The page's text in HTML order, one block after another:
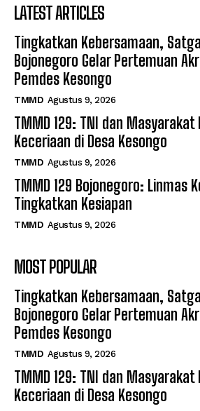
LATEST ARTICLES
Tingkatkan Kebersamaan,
Bojonegoro Gelar Pertemuan
Pemdes Kesongo
TMMD Agustus 9, 2026
TMMD 129: TNI dan
Keceriaan di Desa Kesongo
TMMD Agustus 9, 2026
TMMD 129 Bojonegoro: Linmas
Tingkatkan Kesiapan
TMMD Agustus 9, 2026
MOST POPULAR
Tingkatkan Kebersamaan,
Bojonegoro Gelar Pertemuan
Pemdes Kesongo
TMMD Agustus 9, 2026
TMMD 129: TNI dan
Keceriaan di Desa Kesongo